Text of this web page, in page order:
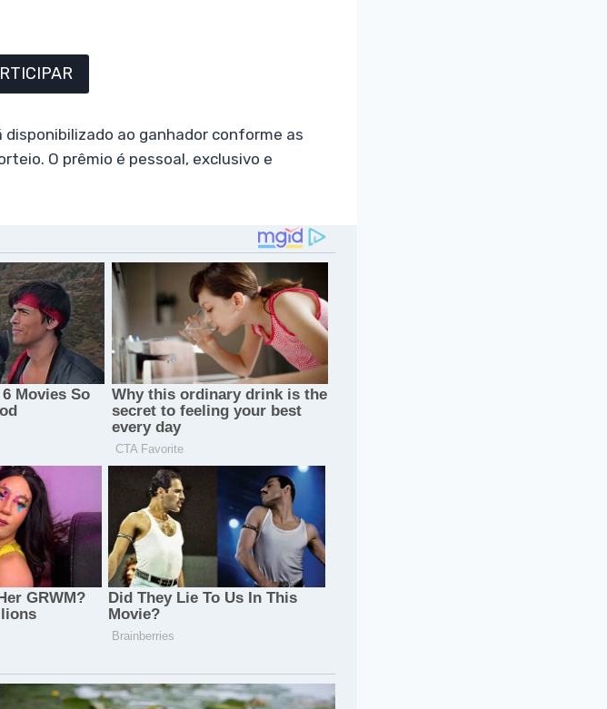
disponibilizado ao ganhador conforme as
O prêmio é pessoal, exclusivo e